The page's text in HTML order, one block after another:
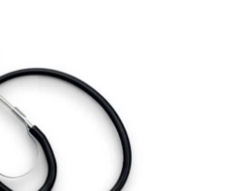
brutto